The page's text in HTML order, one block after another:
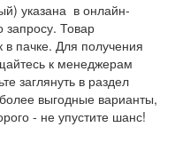
указана в онлайн-
запросу. Товар
в пачке. Для получения
к менеджерам
заглянуть в раздел
выгодные варианты,
- не упустите шанс!